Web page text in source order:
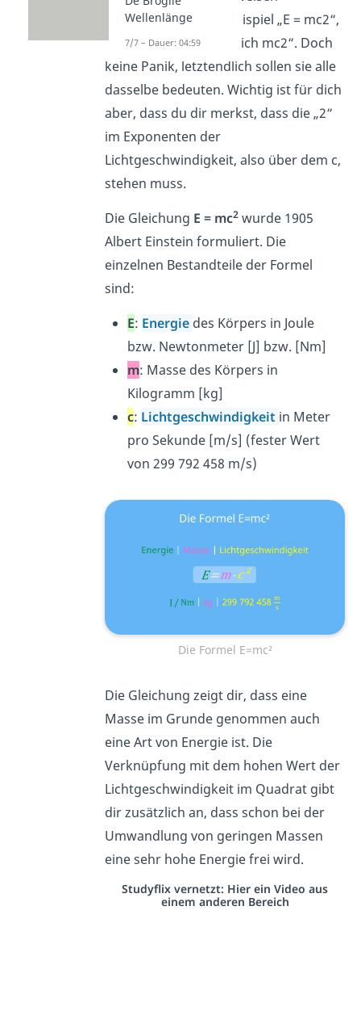
begegnen, wie zum Beispiel „E = mc2“,
„E = mc^2“ oder „E gleich mc2“. Doch
keine Panik, letztendlich sollen sie alle
dasselbe bedeuten. Wichtig ist für dich
aber, dass du dir merkst, dass die „2“
im Exponenten der
Lichtgeschwindigkeit, also über dem c,
stehen muss.
Die Gleichung E = mc2 wurde 1905
Albert Einstein formuliert. Die
einzelnen Bestandteile der Formel
sind:
E: Energie des Körpers in Joule
bzw. Newtonmeter [J] bzw. [Nm]
m: Masse des Körpers in
Kilogramm [kg]
c: Lichtgeschwindigkeit in Meter
pro Sekunde [m/s] (fester Wert
von 299 792 458 m/s)
Die Formel E=mc²
Die Gleichung zeigt dir, dass eine
Masse im Grunde genommen auch
eine Art von Energie ist. Die
Verknüpfung mit dem hohen Wert der
Lichtgeschwindigkeit im Quadrat gibt
dir zusätzlich an, dass schon bei der
Umwandlung von geringen Massen
eine sehr hohe Energie frei wird.
Studyflix vernetzt: Hier ein Video aus
einem anderen Bereich
Wellenlänge
7/7 – Dauer: 04:59